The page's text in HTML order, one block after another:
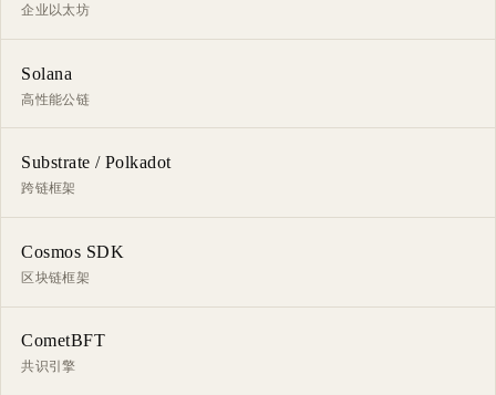
企业以太坊
Solana
高性能公链
Substrate / Polkadot
跨链框架
Cosmos SDK
区块链框架
CometBFT
共识引擎